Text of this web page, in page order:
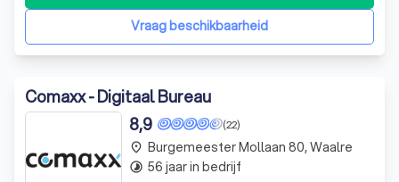
Vraag beschikbaarheid
Comaxx - Digitaal Bureau
(22)
8,9
place Burgemeester Mollaan 80, Waalre
timelapse 56 jaar in bedrijf